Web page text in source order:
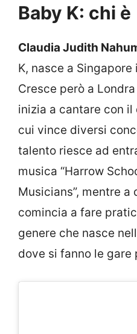
Baby K: chi è
Claudia Judith
K, nasce a
Cresce però a
inizia a cantare con
cui vince diversi
talento riesce ad
musica “Harrow
Musicians”, mentre
comincia a fare
genere che nasce
dove si fanno le gare